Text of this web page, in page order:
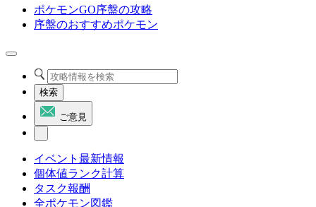
ポケモンGO序盤の攻略
序盤のおすすめポケモン
検索
ご意見
イベント最新情報
個体値ランク計算
タスク報酬
全ポケモン図鑑